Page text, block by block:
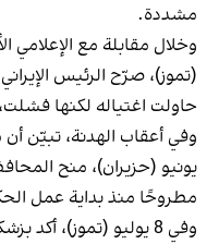
مشددة.
(تموز)، صرّح الرئيس
حاولت اغتياله لكنها
يونيو (حزيران)، منح
مطروحًا منذ بداية عمل
وفي 8 يوليو (تموز)،